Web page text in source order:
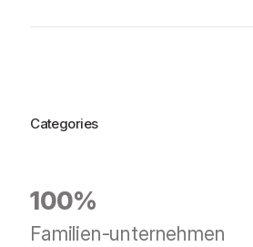
Categories
100%
Familien-unternehmen